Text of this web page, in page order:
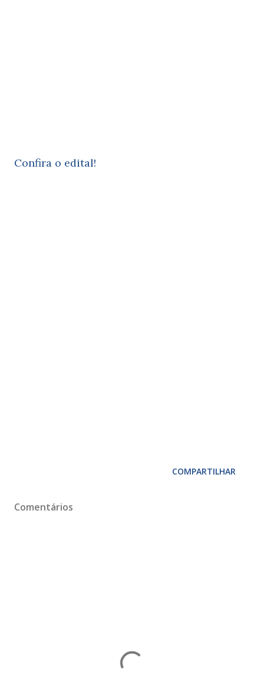
Confira o edital!
COMPARTILHAR
Comentários